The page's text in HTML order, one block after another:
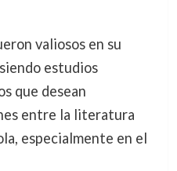
valiosos en su
estudios
que desean
entre la literatura
especialmente en el